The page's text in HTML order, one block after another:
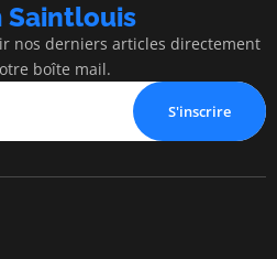
Saintlouis
nos derniers articles directement
boîte mail.
S'inscrire